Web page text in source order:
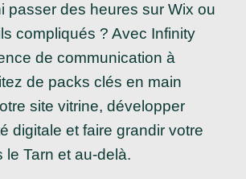
passer des heures sur Wix ou
compliqués ? Avec Infinity
de communication à
de packs clés en main
site vitrine, développer
digitale et faire grandir votre
le Tarn et au-delà.